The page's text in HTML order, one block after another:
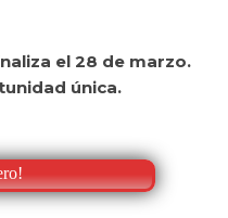
el 28 de marzo.
única.